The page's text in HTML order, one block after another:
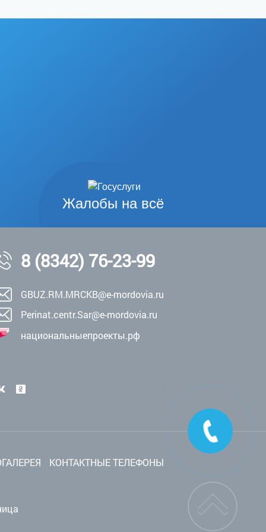
Жалобы на всё
8 (8342) 76-23-99
GBUZ.RM.MRCKB@e-mordovia.ru
Perinat.centr.Sar@e-mordovia.ru
национальныепроекты.рф
КОНТАКТНЫЕ ТЕЛЕФОНЫ